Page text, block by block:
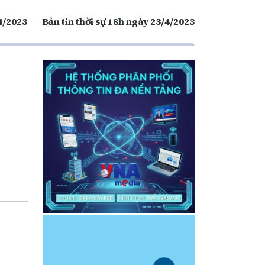
2023 Bản tin thời sự 18h ngày 23/4/2023